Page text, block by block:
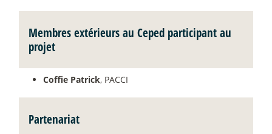
Membres extérieurs au Ceped participant au
projet
Coffie Patrick, PACCI
Partenariat